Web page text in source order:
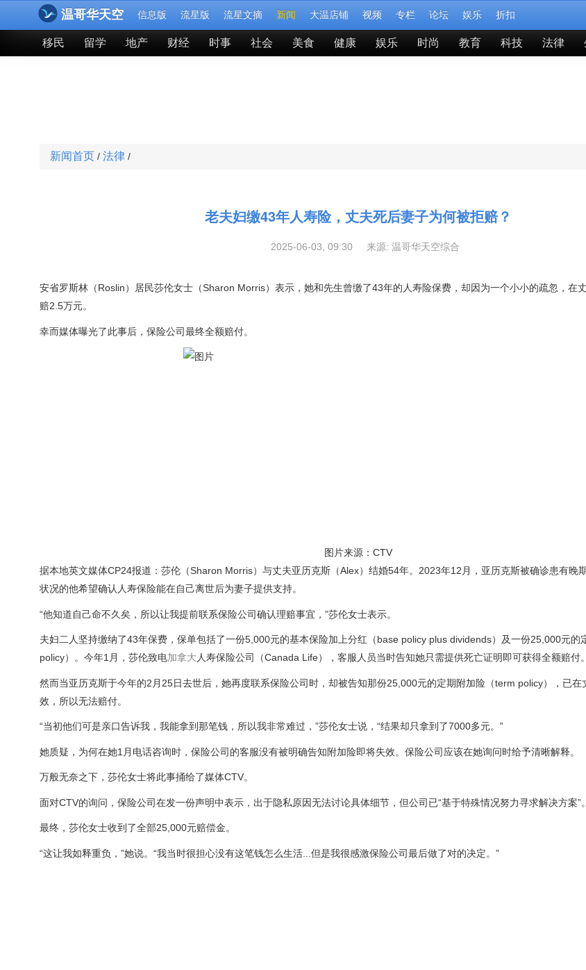
温哥华天空 信息版 流星版 流星文摘 新闻 大温店铺 视频 专栏 论坛 娱乐 折扣
移民 留学 地产 财经 时事 社会 美食 健康 娱乐 时尚 教育 科技 法律
新闻首页 / 法律 /
老夫妇缴43年人寿险，丈夫死后妻子为何被拒赔？
2025-06-03, 09:30 来源: 温哥华天空综合
安省罗斯林（Roslin）居民莎伦女士（Sharon Morris）表示，她和先生曾缴了43年的人寿险保费，却因为一个小小的疏忽，在
赔2.5万元。
幸而媒体曝光了此事后，保险公司最终全额赔付。
图片来源：CTV
据本地英文媒体CP24报道：莎伦（Sharon Morris）与丈夫亚历克斯（Alex）结婚54年。2023年12月，亚历克斯被确诊患有晚
状况的他希望确认人寿保险能在自己离世后为妻子提供支持。
“他知道自己命不久矣，所以让我提前联系保险公司确认理赔事宜，”莎伦女士表示。
夫妇二人坚持缴纳了43年保费，保单包括了一份5,000元的基本保险加上分红（base policy plus dividends）及一份25,000元的
policy）。今年1月，莎伦致电加拿大 人寿保险公司（Canada Life），客服人员当时告知她只需提供死亡证明即可获得全额赔付。
然而当亚历克斯于今年的2月25日去世后，她再度联系保险公司时，却被告知那份25,000元的定期附加险（term policy），已在
效，所以无法赔付。
“当初他们可是亲口告诉我，我能拿到那笔钱，所以我非常难过，”莎伦女士说，“结果却只拿到了7000多元。”
她质疑，为何在她1月电话咨询时，保险公司的客服没有被明确告知附加险即将失效。保险公司应该在她询问时给予清晰解释。
万般无奈之下，莎伦女士将此事捅给了媒体CTV。
面对CTV的询问，保险公司在发一份声明中表示，出于隐私原因无法讨论具体细节，但公司已“基于特殊情况努力寻求解决方案”。
最终，莎伦女士收到了全部25,000元赔偿金。
“这让我如释重负，”她说。“我当时很担心没有这笔钱怎么生活...但是我很感激保险公司最后做了对的决定。”